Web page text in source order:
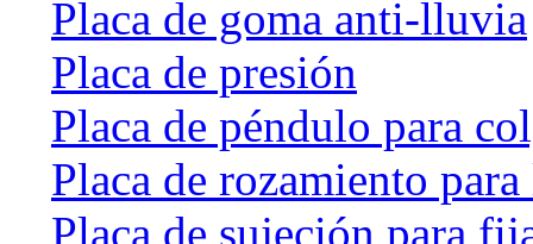
Placa de goma anti-lluvia
Placa de presión
Placa de péndulo para
Placa de rozamiento
Placa de sujeción para